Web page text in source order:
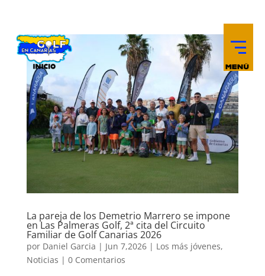
La pareja de los Demetrio Marrero se impone
en Las Palmeras Golf, 2ª cita del Circuito
Familiar de Golf Canarias 2026
por Daniel Garcia | Jun 7,2026| Los más jóvenes,
Noticias | 0 Comentarios